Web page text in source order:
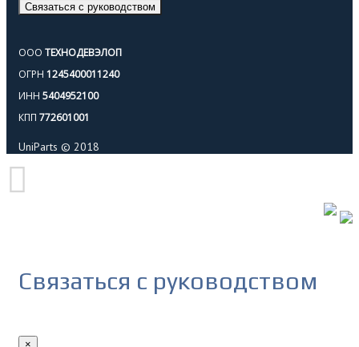
Связаться с руководством
ООО ТЕХНОДЕВЭЛОП
ОГРН 1245400011240
ИНН 5404952100
КПП 772601001
UniParts © 2018
Связаться с руководством
×